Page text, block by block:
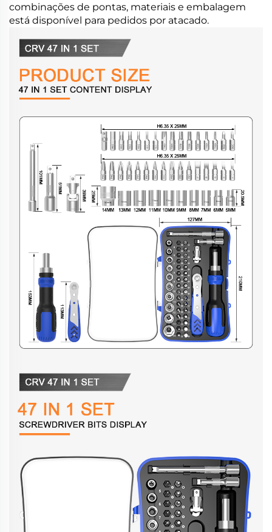
combinações de pontas, materiais e embalagem
está disponível para pedidos por atacado.